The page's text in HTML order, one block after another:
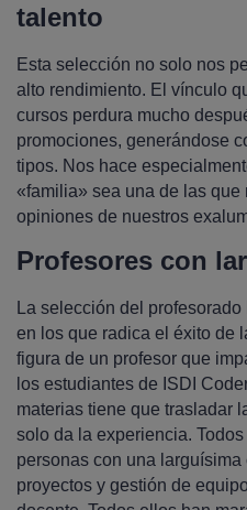
talento
Esta selección no solo nos
alto rendimiento. El vínculo
cursos perdura mucho
promociones, generándose
tipos. Nos hace
«familia» sea una de las que
opiniones de nuestros
Profesores con
La selección del
en los que radica el éxito de
figura de un profesor que
los estudiantes de ISDI
materias tiene que trasladar
solo da la experiencia.
personas con una
proyectos y gestión de